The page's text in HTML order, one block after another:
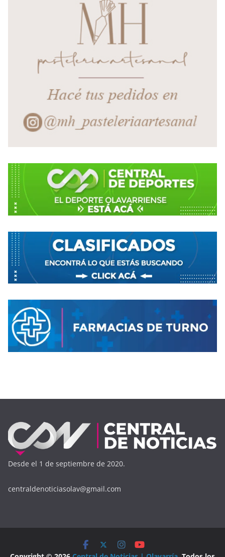
Desde el 1 de septiembre de 2020.
centraldenoticiasolav@gmail.com